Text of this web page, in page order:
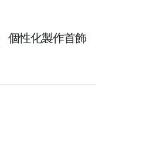
個性化製作首飾